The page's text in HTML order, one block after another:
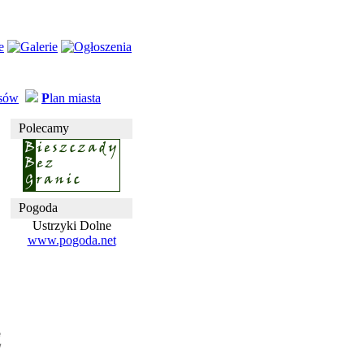
Plan miasta
Polecamy
Pogoda
Ustrzyki Dolne
www.pogoda.net